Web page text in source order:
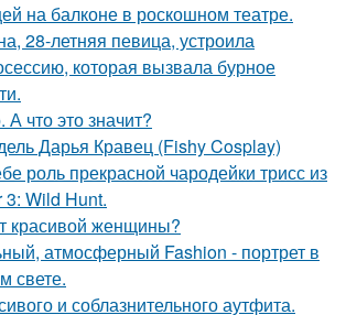
на балконе в роскошном театре.
28-летняя певица, устроила
которая вызвала бурное
что это значит?
Дарья Кравец (Fishy Cosplay)
роль прекрасной чародейки трисс из
Wild Hunt.
красивой женщины?
атмосферный Fashion - портрет в
свете.
и соблазнительного аутфита.